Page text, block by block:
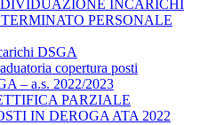
INCARICHI
PERSONALE
DSGA
copertura posti
– a.s. 2022/2023
PARZIALE
IN DEROGA ATA 2022